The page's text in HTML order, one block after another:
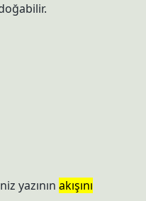
yazının akışını